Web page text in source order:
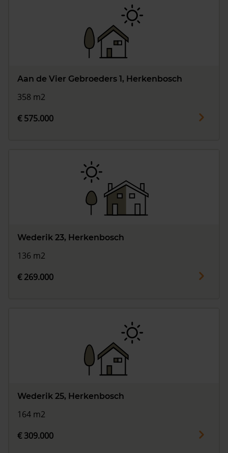
Aan de Vier Gebroeders 1, Herkenbosch
358 m2
€ 575.000
Wederik 23, Herkenbosch
136 m2
€ 269.000
Wederik 25, Herkenbosch
164 m2
€ 309.000